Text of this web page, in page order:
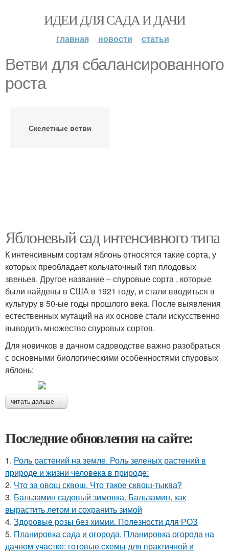
ИДЕИ ДЛЯ САДА И ДАЧИ
главная новости статьи
Ветви для сбалансированного
роста
Скелетные ветви
Яблоневый сад интенсивного типа
К интенсивным сортам яблонь относятся такие сорта, у
которых преобладает кольчаточный тип плодовых
звеньев. Другое название – спуровые сорта , которые
были найдены в США в 1921 году, и стали вводиться в
культуру в 50-ые годы прошлого века. После выявления
естественных мутаций на их основе стали искусственно
выводить множество спуровых сортов.
Для новичков в дачном садоводстве важно разобраться
с основными биологическими особенностями спуровых
яблонь:
читать дальше →
Последние обновления на сайте:
1. Роль растений на земле. Роль зеленых растений в
природе и жизни человека в природе:
2. Что за овощ сквош. Что такое сквош-тыква?
3. Бальзамин садовый зимовка. Бальзамин, как
вырастить летом и сохранить зимой
4. Здоровые розы без химии. Полезности для РОЗ
5. Планировка сада и огорода. Планировка огорода на
дачном участке: готовые схемы для практичной и